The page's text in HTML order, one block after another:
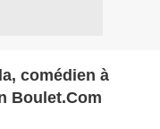
comédien à
Boulet.Com